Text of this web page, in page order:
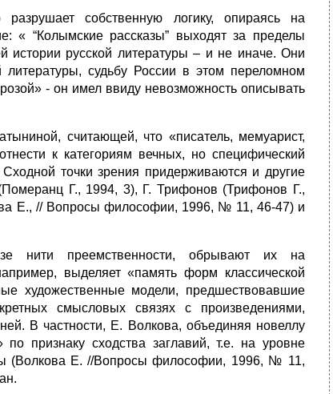
собственную логику, опираясь на
« “Колымские рассказы” выходят за пределы
русской литературы – и не иначе. Они
судьбу России в этом переломном
- он имел ввиду невозможность описывать
считающей, что «писатель, мемуарист,
к категориям вечных, но специфический
точки зрения придерживаются и другие
Г., 1994, 3), Г. Трифонов (Трифонов Г.,
Е., // Вопросы философии, 1996, № 11, 46-47) и
нити преемственности, обрывают их на
выделяет «память форм классической
художественные модели, предшествовавшие
смысловых связях с произведениями,
В частности, Е. Волкова, объединяя новеллу
признаку сходства заглавий, т.е. на уровне
(Волкова Е. //Вопросы философии, 1996, № 11,